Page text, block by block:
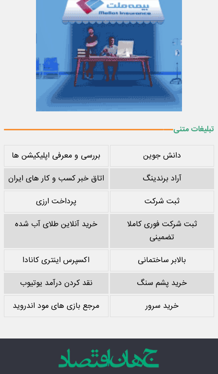
تبلیغات متنی
دانش جوین
بررسی و معرفی اپلیکیشن ها
آراد برندینگ
اتاق خبر کسب و کار های ایران
ثبت شرکت
پرداخت ارزی
ثبت شرکت فوری کاملا
تضمینی
خرید آنلاین طلای آب شده
بالابر ساختمانی
اکسپرس اینتری کانادا
خرید پشم سنگ
نقد کردن درآمد یوتیوب
خرید سرور
مرجع بازی های مود اندروید